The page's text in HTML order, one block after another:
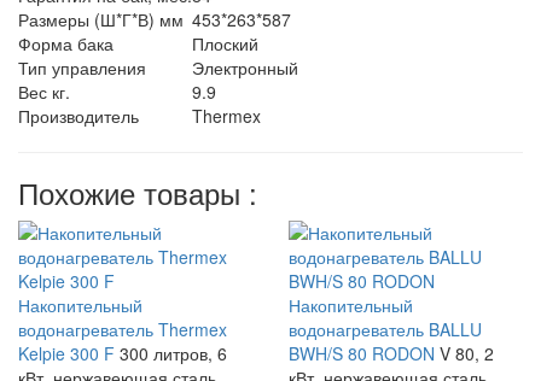
Размеры (Ш*Г*В) мм 453*263*587
Форма бака
Плоский
Тип управления
Электронный
Вес кг.
9.9
Производитель
Thermex
Похожие товары :
Накопительный
водонагреватель Thermex
Kelpie 300 F 300 литров, 6
Накопительный
водонагреватель BALLU
BWH/S 80 RODON V 80, 2